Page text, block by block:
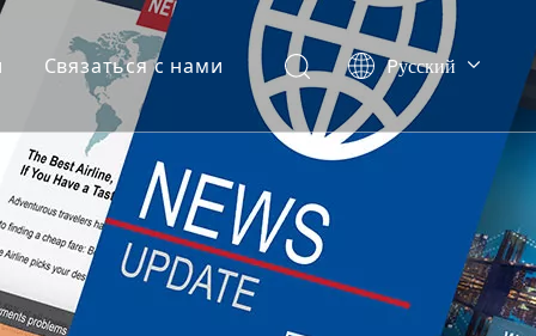
Связаться с нами Pусский
Ελληνικά
Português